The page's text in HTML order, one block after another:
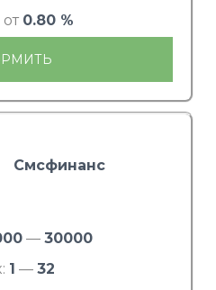
от 0.80 %
Смсфинанс
— 30000
1 — 32